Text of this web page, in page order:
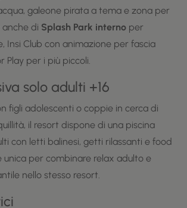
galeone pirata a tema e zona per
anche di Splash Park interno per
Insi Club con animazione per fascia
Play per i più piccoli.
solo adulti +16
figli adolescenti o coppie in cerca di
il resort dispone di una piscina
con letti balinesi, getti rilassanti e food
unica per combinare relax adulto e
nello stesso resort.